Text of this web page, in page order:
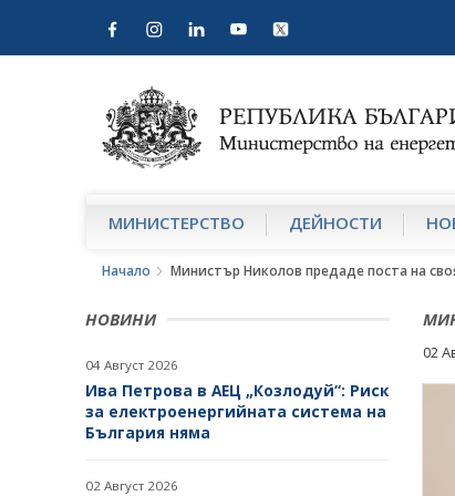
МИНИСТЕРСТВО ДЕЙНОСТИ
Начало Министър Николов предаде поста на
НОВИНИ
04 Август 2026
Ива Петрова в АЕЦ „Козлодуй“: Риск
за електроенергийната система на
България няма
02 Август 2026
02